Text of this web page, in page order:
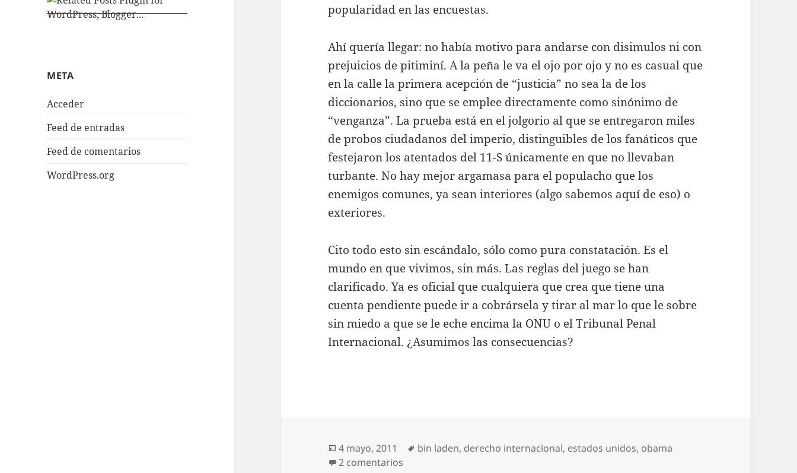
META
Acceder
Feed de entradas
Feed de comentarios
WordPress.org
popularidad en las encuestas.
Ahí quería llegar: no había motivo para andarse con disimulos ni con
prejuicios de pitiminí. A la peña le va el ojo por ojo y no es casual que
en la calle la primera acepción de “justicia” no sea la de los
diccionarios, sino que se emplee directamente como sinónimo de
“venganza”. La prueba está en el jolgorio al que se entregaron miles
de probos ciudadanos del imperio, distinguibles de los fanáticos que
festejaron los atentados del 11-S únicamente en que no llevaban
turbante. No hay mejor argamasa para el populacho que los
enemigos comunes, ya sean interiores (algo sabemos aquí de eso) o
exteriores.
Cito todo esto sin escándalo, sólo como pura constatación. Es el
mundo en que vivimos, sin más. Las reglas del juego se han
clarificado. Ya es oficial que cualquiera que crea que tiene una
cuenta pendiente puede ir a cobrársela y tirar al mar lo que le sobre
sin miedo a que se le eche encima la ONU o el Tribunal Penal
Internacional. ¿Asumimos las consecuencias?
Publicado
el
4 mayo, 2011 Etiquetas
bin laden, derecho internacional, estados unidos, obama
2 comentarios